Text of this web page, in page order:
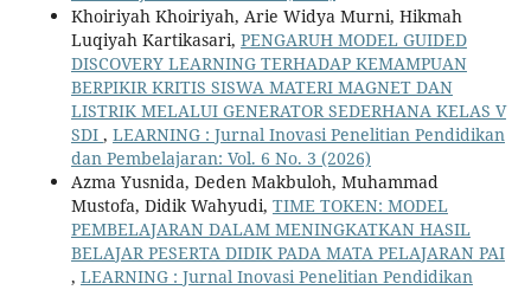
Khoiriyah Khoiriyah, Arie Widya Murni, Hikmah
Luqiyah Kartikasari, PENGARUH MODEL GUIDED
DISCOVERY LEARNING TERHADAP KEMAMPUAN
BERPIKIR KRITIS SISWA MATERI MAGNET DAN
LISTRIK MELALUI GENERATOR SEDERHANA KELAS V
SDI , LEARNING : Jurnal Inovasi Penelitian Pendidikan
dan Pembelajaran: Vol. 6 No. 3 (2026)
Azma Yusnida, Deden Makbuloh, Muhammad
Mustofa, Didik Wahyudi, TIME TOKEN: MODEL
PEMBELAJARAN DALAM MENINGKATKAN HASIL
BELAJAR PESERTA DIDIK PADA MATA PELAJARAN PAI
, LEARNING : Jurnal Inovasi Penelitian Pendidikan